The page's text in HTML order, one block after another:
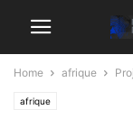
Home afrique
afrique